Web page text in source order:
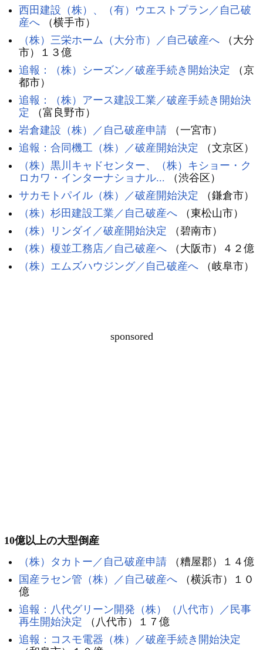
西田建設（株）、（有）ウエストプラン／自己破
産へ （横手市）
（株）三栄ホーム（大分市）／自己破産へ （大分
市）１３億
追報：（株）シーズン／破産手続き開始決定 （京
都市）
追報：（株）アース建設工業／破産手続き開始決
定 （富良野市）
岩倉建設（株）／自己破産申請 （一宮市）
追報：合同機工（株）／破産開始決定 （文京区）
（株）黒川キャドセンター、（株）キショー・ク
ロカワ・インターナショナル... （渋谷区）
サカモトパイル（株）／破産開始決定 （鎌倉市）
（株）杉田建設工業／自己破産へ （東松山市）
（株）リンダイ／破産開始決定 （碧南市）
（株）榎並工務店／自己破産へ （大阪市）４２億
（株）エムズハウジング／自己破産へ （岐阜市）
sponsored
10億以上の大型倒産
（株）タカトー／自己破産申請 （糟屋郡）１４億
国産ラセン管（株）／自己破産へ （横浜市）１０
億
追報：八代グリーン開発（株）（八代市）／民事
再生開始決定 （八代市）１７億
追報：コスモ電器（株）／破産手続き開始決定